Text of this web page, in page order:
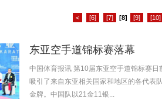
< [6] [7] [8] [9] [10]
东亚空手道锦标赛落幕
中国体育报讯 第10届东亚空手道锦标赛
吸引了来自东亚相关国家和地区的各代表
金牌。中国队以21金11银...